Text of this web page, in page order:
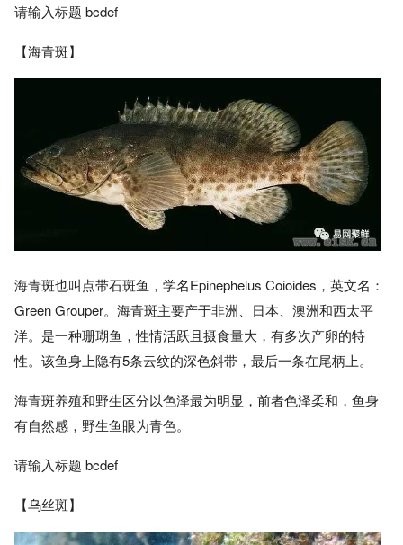
请输入标题 bcdef
【海青斑】
海青斑也叫点带石斑鱼，学名Epinephelus Coioides，英文名：
Green Grouper。海青斑主要产于非洲、日本、澳洲和西太平
洋。是一种珊瑚鱼，性情活跃且摄食量大，有多次产卵的特
性。该鱼身上隐有5条云纹的深色斜带，最后一条在尾柄上。
海青斑养殖和野生区分以色泽最为明显，前者色泽柔和，鱼身
有自然感，野生鱼眼为青色。
请输入标题 bcdef
【乌丝斑】